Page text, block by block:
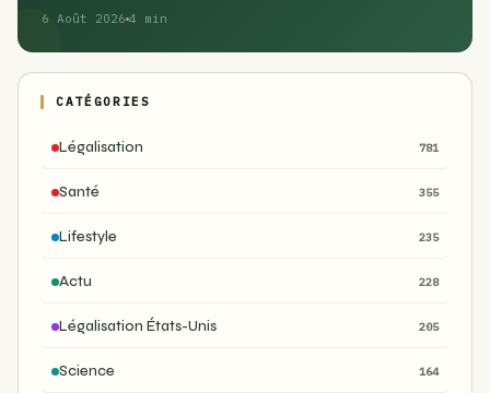
6 Août 2026 4 min
CATÉGORIES
Légalisation 781
Santé 355
Lifestyle 235
Actu 228
Légalisation États-Unis 205
Science 164